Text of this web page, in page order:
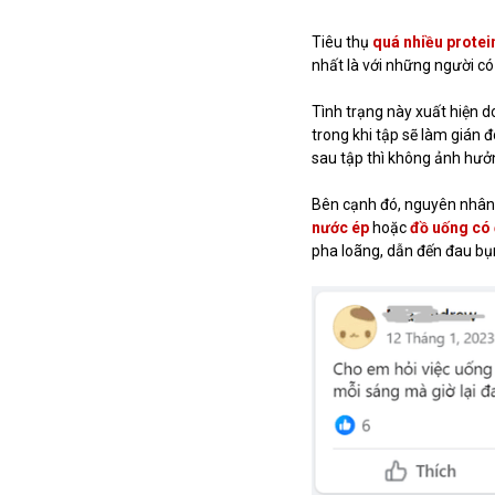
Tiêu thụ quá nhiều
nhất là với những người
Tình trạng này xuất hiện
trong khi tập sẽ làm gián
sau tập thì không ảnh
Bên cạnh đó, nguyên
nước ép hoặcđồ uống có
pha loãng, dẫn đến đau